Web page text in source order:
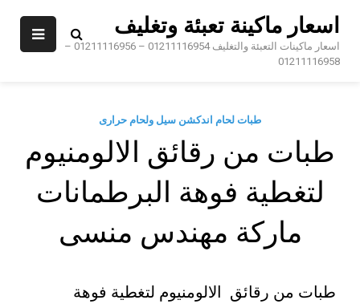
اسعار ماكينة تعبئة وتغليف
اسعار ماكينات التعبئة والتغليف 01211116954 – 01211116956 –
01211116958
طبات لحام اندكشن سيل ولحام حرارى
طبات من رقائق الالومنيوم
لتغطية فوهة البرطمانات
ماركة مهندس منسى
طبات من رقائق الالومنيوم لتغطية فوهة